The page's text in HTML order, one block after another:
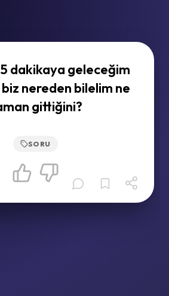
dakikaya geleceğim
biz nereden bilelim ne
gittiğini?
SORU